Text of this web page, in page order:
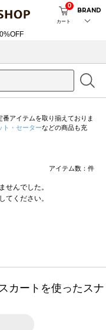
カート
0
BRAND
番アイテムを取り揃えておりま
ト・セーターなどの商品も充
アイテム数： 件
せんでした。
てください。
カートを使ったスナ